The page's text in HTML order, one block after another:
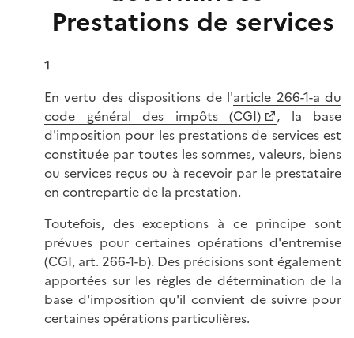
Prestations de services
1
En vertu des dispositions de l'article 266-1-a du
code général des impôts (CGI)
, la base
d'imposition pour les prestations de services est
constituée par toutes les sommes, valeurs, biens
ou services reçus ou à recevoir par le prestataire
en contrepartie de la prestation.
Toutefois, des exceptions à ce principe sont
prévues pour certaines opérations d'entremise
(CGI, art. 266-1-b). Des précisions sont également
apportées sur les règles de détermination de la
base d'imposition qu'il convient de suivre pour
certaines opérations particulières.